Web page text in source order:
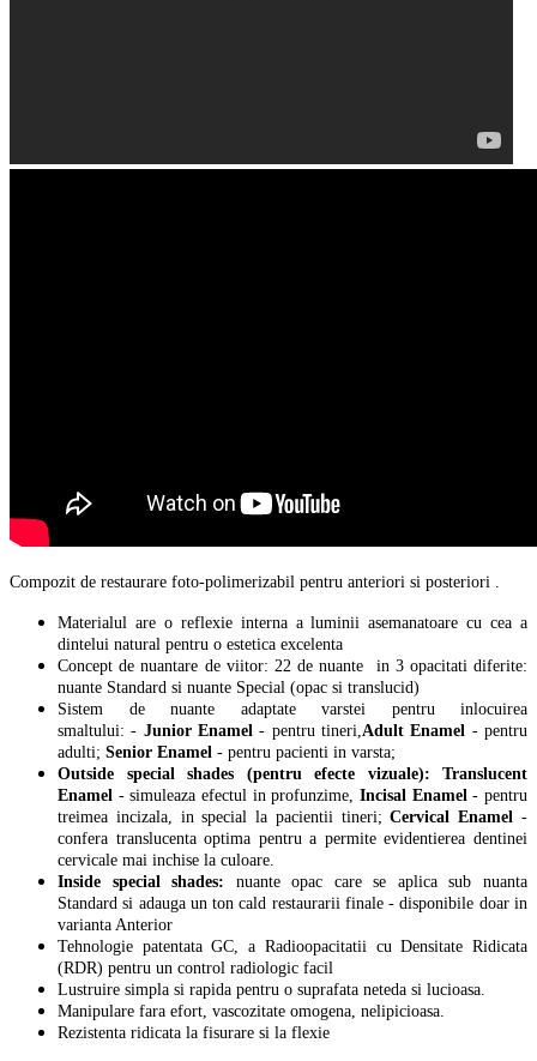
Compozit de restaurare foto-polimerizabil pentru anteriori si posteriori .
Materialul are o reflexie interna a luminii asemanatoare cu cea a
dintelui natural pentru o estetica excelenta
Concept de nuantare de viitor: 22 de nuante in 3 opacitati diferite:
nuante Standard si nuante Special (opac si translucid)
Sistem de nuante adaptate varstei pentru inlocuirea
smaltului: - Junior Enamel - pentru tineri,Adult Enamel - pentru
adulti; Senior Enamel - pentru pacienti in varsta;
Outside special shades (pentru efecte vizuale):
Translucent
Enamel - simuleaza efectul in profunzime, Incisal Enamel- pentru
treimea incizala, in special la pacientii tineri;Cervical Enamel -
confera translucenta optima pentru a permite evidentierea dentinei
cervicale mai inchise la culoare.
Inside special shades: nuante opac care se aplica sub nuanta
Standard si adauga un ton cald restaurarii finale - disponibile doar in
varianta Anterior
Tehnologie patentata GC, a Radioopacitatii cu Densitate Ridicata
(RDR) pentru un control radiologic facil
Lustruire simpla si rapida pentru o suprafata neteda si lucioasa.
Manipulare fara efort, vascozitate omogena, nelipicioasa.
Rezistenta ridicata la fisurare si la flexie